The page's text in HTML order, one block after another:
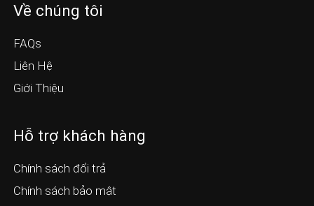
Về chúng tôi
FAQs
Liên Hệ
Giới Thiệu
Hỗ trợ khách hàng
Chính sách đổi trả
Chính sách bảo mật